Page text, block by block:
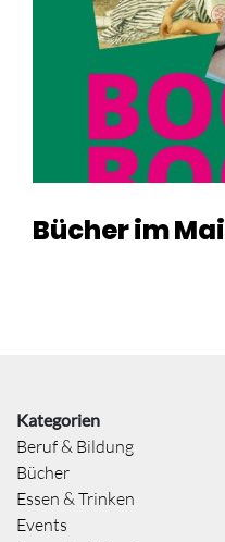
Bücher im Mai
Kategorien
Beruf & Bildung
Bücher
Essen & Trinken
Events